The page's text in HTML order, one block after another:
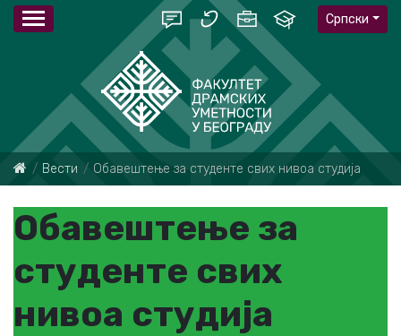
Српски
Вести Обавештење за студенте свих нивоа студија
Обавештење за
студенте свих
нивоа студија